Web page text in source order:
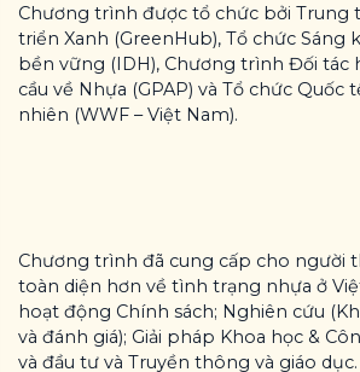
Chương trình được tổ chức bởi Trung
triển Xanh (GreenHub), Tổ chức Sáng
bền vững (IDH), Chương trình Đối tác
cầu về Nhựa (GPAP) và Tổ chức Quốc
nhiên (WWF – Việt Nam).
Chương trình đã cung cấp cho người
toàn diện hơn về tình trạng nhựa ở
hoạt động Chính sách; Nghiên cứu
và đánh giá); Giải pháp Khoa học &
và đầu tư và Truyền thông và giáo